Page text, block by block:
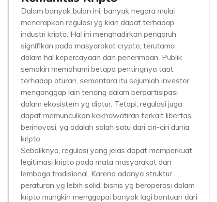
Dalam banyak bulan ini, banyak negara mulai
menerapkan regulasi yg kian dapat terhadap
industri kripto. Hal ini menghadirkan pengaruh
signifikan pada masyarakat crypto, terutama
dalam hal kepercayaan dan penerimaan. Publik
semakin memahami betapa pentingnya taat
terhadap aturan, sementara itu sejumlah investor
menganggap lain tenang dalam berpartisipasi
dalam ekosistem yg diatur. Tetapi, regulasi juga
dapat memunculkan kekhawatiran terkait libertas
berinovasi, yg adalah salah satu dari ciri-ciri dunia
kripto.
Sebaliknya, regulasi yang jelas dapat memperkuat
legitimasi kripto pada mata masyarakat dan
lembaga tradisional. Karena adanya struktur
peraturan yg lebih solid, bisnis yg beroperasi dalam
kripto mungkin menggapai banyak lagi bantuan dari